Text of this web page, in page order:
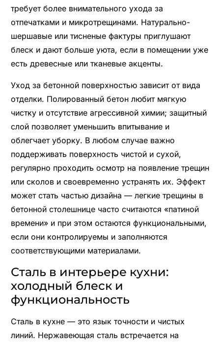
требует более внимательного ухода за
отпечатками и микротрещинами. Натурально-
шершавые или тисненые фактуры приглушают
блеск и дают больше уюта, если в помещении уже
есть древесные или тканевые акценты.
Уход за бетонной поверхностью зависит от вида
отделки. Полированный бетон любит мягкую
чистку и отсутствие агрессивной химии; защитный
слой позволяет уменьшить впитывание и
облегчает уборку. В любом случае важно
поддерживать поверхность чистой и сухой,
регулярно проходить осмотр на появление трещин
или сколов и своевременно устранять их. Эффект
может стать частью дизайна — легкие трещины в
бетонной столешнице часто считаются «патиной
времени» и при этом остаются функциональными,
если они контролируемы и заполняются
соответствующими материалами.
Сталь в интерьере кухни:
холодный блеск и
функциональность
Сталь в кухне — это язык точности и чистых
линий. Нержавеющая сталь встречается на